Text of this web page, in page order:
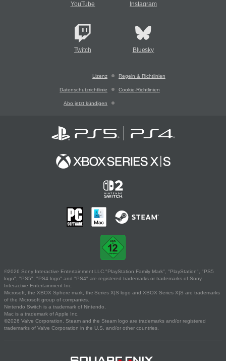
YouTube Instagram
Twitch Bluesky
Lizenz Regeln & Richtlinien
Datenschutzrichtlinie Cookie-Richtlinien
Abo jetzt kündigen
©2026 Sony Interactive Entertainment LLC."PlayStation Family Mark", "PlayStation", "PS5
logo", "PS5", "PS4 logo" and "PS4" are registered trademarks or trademarks of Sony
Interactive Entertainment Inc.
Microsoft, the XBOX Sphere mark, the Series X|S logo and XBOX Series X|S are trademarks
of the Microsoft group of companies.
Nintendo Switch is a trademark of Nintendo.
Mac is a trademark of Apple Inc.
©2026 Valve Corporation. Steam and the Steam logo are trademarks and/or registered
trademarks of Valve Corporation in the U.S. and/or other countries.